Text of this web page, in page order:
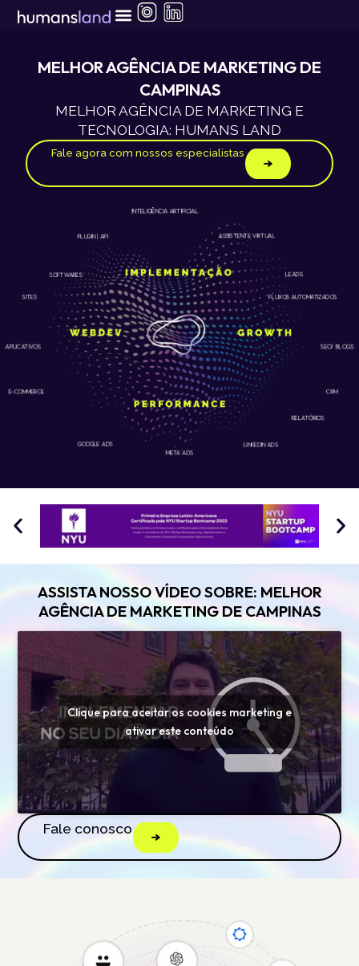
para
conteúdoMELHOR AGÊNCIA DE MARKETING DE
CAMPINAS
MELHOR AGÊNCIA DE MARKETING E
TECNOLOGIA: HUMANS LAND
Fale agora com nossos especialistas
GOOGLE ADS LINKEDIN ADS
APLICATIVOS
SITES
E-COMMERCE
META ADS
CRM
RELATÓRIOS
SEO/ BLOGS
FLUXOS AUTOMATIZADOS
INTELIGÊNCIA ARTIFICIAL
PLUGIN | API
SOFTWARES
ASSISTENTE VIRTUAL
LEADS
ASSISTA NOSSO VÍDEO SOBRE: MELHOR
AGÊNCIA DE MARKETING DE CAMPINAS
Clique para aceitar os cookies marketing e
ativar este conteúdo
Fale conosco